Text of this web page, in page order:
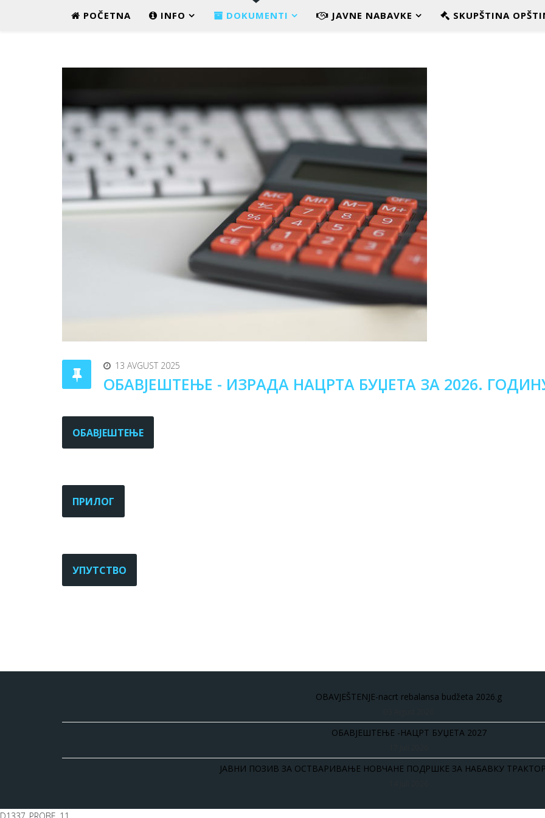
POČETNA INFO DOKUMENTI JAVNE NABAVKE SKUPŠTINA
13 AVGUST 2025
ОБАВЈЕШТЕЊЕ - ИЗРАДА НАЦРТА БУЏЕТА ЗА 2026.
ОБАВЈЕШТЕЊЕ
ПРИЛОГ
УПУТСТВО
OBAVJEŠTENJE-nacrt rebalansa budžeta 2026.g
ОБАВЈЕШТЕЊЕ -НАЦРТ БУЏЕТА 2027
ЈАВНИ ПОЗИВ ЗА ОСТВАРИВАЊЕ НОВЧАНЕ ПОДРШКЕ ЗА НАБАВКУ